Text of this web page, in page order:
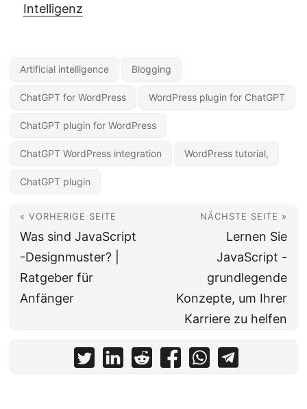
Intelligenz
Artificial intelligence Blogging
ChatGPT for WordPress WordPress plugin for ChatGPT
ChatGPT plugin for WordPress
ChatGPT WordPress integration WordPress tutorial,
ChatGPT plugin
« VORHERIGE SEITE
Was sind JavaScript
-Designmuster? |
Ratgeber für
Anfänger
NÄCHSTE SEITE »
Lernen Sie
JavaScript -
grundlegende
Konzepte, um Ihrer
Karriere zu helfen